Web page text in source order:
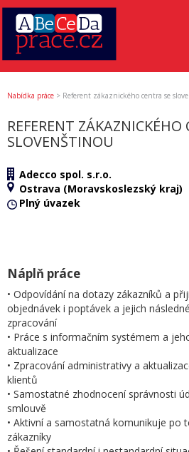
Nabídka práce > Referent zákaznického centra se
REFERENT ZÁKAZNICKÉHO
SLOVENŠTINOU
Adecco spol. s.r.o.
Ostrava (Moravskoslezský kraj)
Plný úvazek
Náplň práce
• Odpovídání na dotazy zákazníků a
objednávek i poptávek a jejich následné
zpracování
• Práce s informačním systémem a
aktualizace
• Zpracování administrativy a
klientů
• Samostatné zhodnocení správnosti
smlouvě
• Aktivní a samostatná komunikuje po
zákazníky